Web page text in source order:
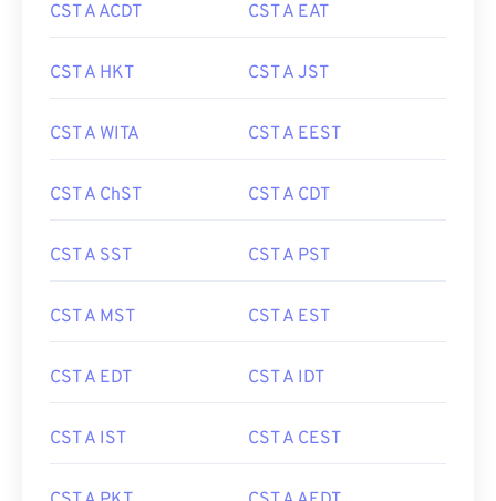
CST A ACDT CST A EAT
CST A HKT CST A JST
CST A WITA CST A EEST
CST A ChST CST A CDT
CST A SST CST A PST
CST A MST CST A EST
CST A EDT CST A IDT
CST A IST CST A CEST